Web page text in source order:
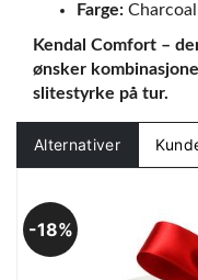
Farge: Charcoal
Kendal Comfort –
ønsker
slitestyrke på tur.
Alternativer
18%